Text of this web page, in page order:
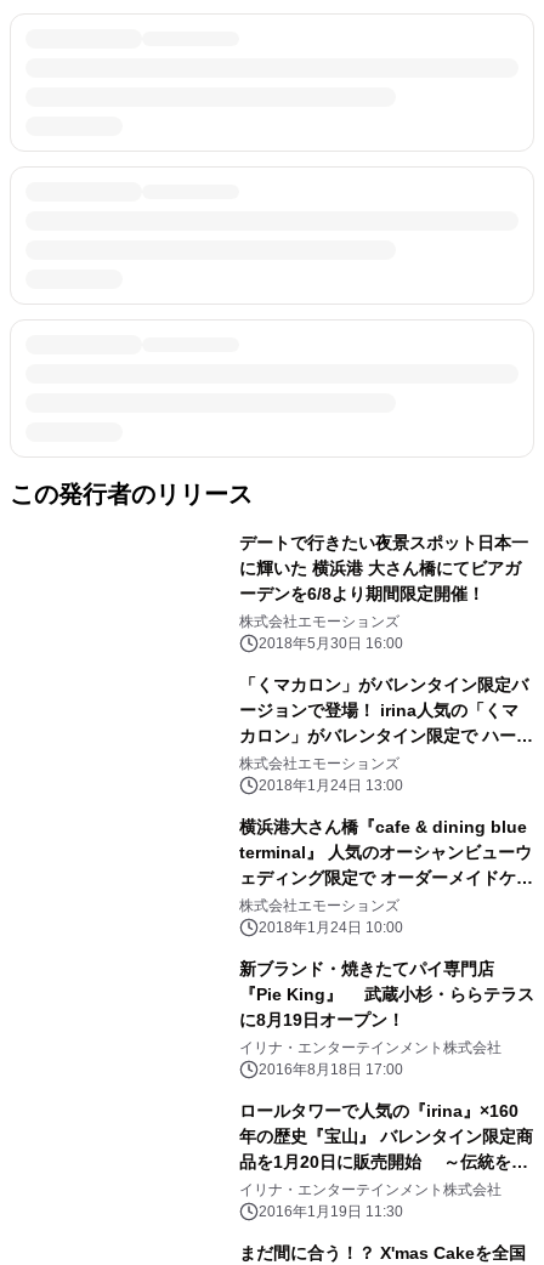
この発行者のリリース
デートで行きたい夜景スポット日本一
に輝いた 横浜港 大さん橋にてビアガ
ーデンを6/8より期間限定開催！
株式会社エモーションズ
2018年5月30日 16:00
「くマカロン」がバレンタイン限定バ
ージョンで登場！ irina人気の「くマ
カロン」がバレンタイン限定で ハート
をあしらったかわいらしい顔でデビュ
ー！
株式会社エモーションズ
2018年1月24日 13:00
横浜港大さん橋『cafe & dining blue
terminal』 人気のオーシャンビューウ
ェディング限定で オーダーメイドケー
キをスタート
株式会社エモーションズ
2018年1月24日 10:00
新ブランド・焼きたてパイ専門店
『Pie King』 武蔵小杉・ららテラス
に8月19日オープン！
イリナ・エンターテインメント株式会社
2016年8月18日 17:00
ロールタワーで人気の『irina』×160
年の歴史『宝山』 バレンタイン限定商
品を1月20日に販売開始 ～伝統を守
り上質な素材で丹念に作られたショコ
ラ～
イリナ・エンターテインメント株式会社
2016年1月19日 11:30
まだ間に合う！？ X'mas Cakeを全国